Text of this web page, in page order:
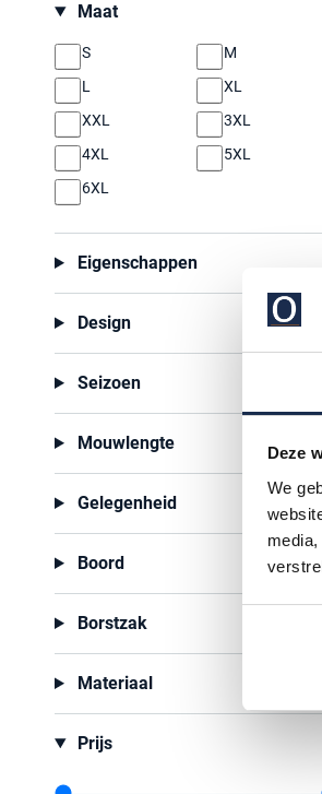
Deze
We
Vanguard
Viyella
Xacus
Maat
S
M
L
XL
XXL
3XL
4XL
5XL
6XL
Eigenschappen
Design
Seizoen
Mouwlengte
Gelegenheid
Boord
Borstzak
Materiaal
Prijs